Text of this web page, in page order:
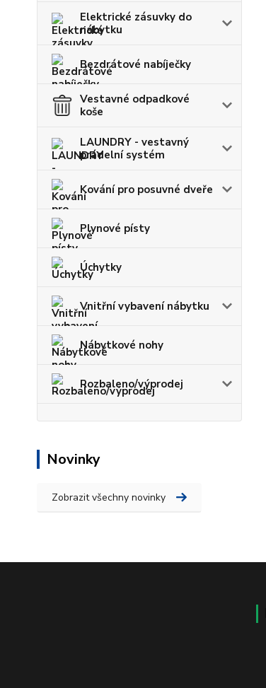
Elektrické zásuvky do
nábytku
Bezdrátové nabíječky
Vestavné odpadkové
koše
LAUNDRY - vestavný
prádelní systém
Kování pro posuvné dveře
Plynové písty
Úchytky
Vnitřní vybavení nábytku
Nábytkové nohy
Rozbaleno/výprodej
Novinky
Zobrazit všechny novinky